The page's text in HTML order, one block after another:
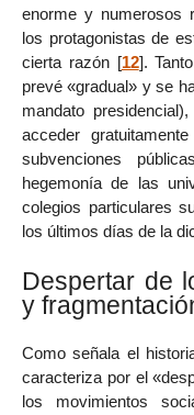
enorme y numerosos
los protagonistas de
cierta razón[12].
prevé «gradual» y se
mandato
acceder
subvenciones
hegemonía de las
colegios particulares
los últimos días de la
Despertar de
y
Como señala el
caracteriza por el
los movimientos